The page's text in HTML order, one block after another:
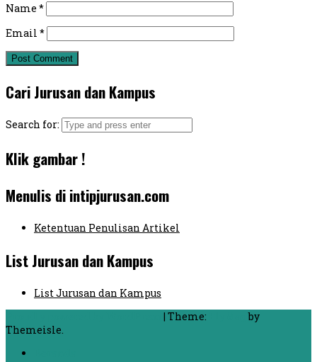
Name *
Email *
Cari Jurusan dan Kampus
Search for:
Klik gambar !
Menulis di intipjurusan.com
Ketentuan Penulisan Artikel
List Jurusan dan Kampus
List Jurusan dan Kampus
| Theme:
by
Themeisle.